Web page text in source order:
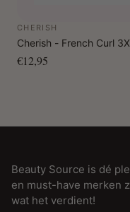
CHERISH
Cherish - French Curl
€12,95
Beauty Source is dé
en must-have merken
wat het verdient!